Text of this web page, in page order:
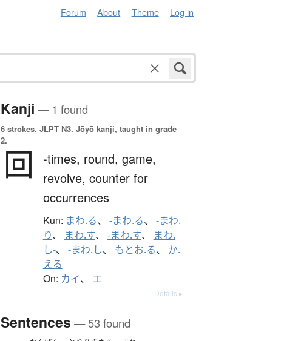
Forum About Theme Log in
Kanji — 1 found
6 strokes. JLPT N3. Jōyō kanji, taught in grade
2.
回 -times, round, game,
revolve, counter for
occurrences
Kun: まわ.る、 -まわ.る、 -まわ.
り、 まわ.す、 -まわ.す、
まわ.
し-、 -まわ.し、 もとお.る、 か.
える
On: カイ、 エ
Details ▸
Sentences — 53 found